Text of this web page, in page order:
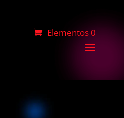
Elementos 0